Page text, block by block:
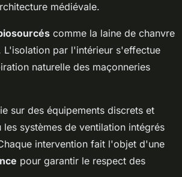
médiévale.
comme la laine de chanvre
L'isolation par l'intérieur s'effectue
naturelle des maçonneries
sur des équipements discrets et
systèmes de ventilation intégrés
intervention fait l'objet d'une
pour garantir le respect des